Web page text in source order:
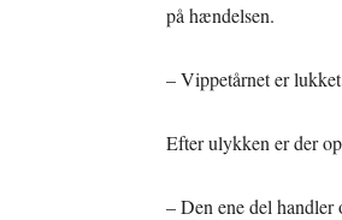
på hændelsen.
– Vippetårnet er
Efter ulykken er der
– Den ene del